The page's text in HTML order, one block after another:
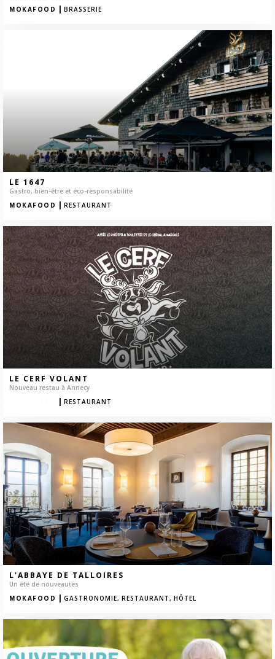
MOKAFOOD | BRASSERIE
LE 1647
Gastro, bien-être et éco-responsabilité
MOKAFOOD | RESTAURANT
LE CERF VOLANT
Nouveau restau à Annecy
| RESTAURANT
L'ABBAYE DE TALLOIRES
Un été de nouveautés
MOKAFOOD | GASTRONOMIE, RESTAURANT, HÔTEL